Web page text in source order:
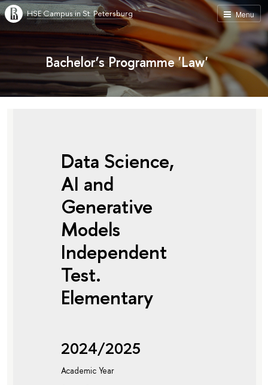
Menu
HSE Campus in St. Petersburg
Bachelor’s Programme 'Law'
Data Science,
AI and
Generative
Models
Independent
Test.
Elementary
2024/2025
Academic Year